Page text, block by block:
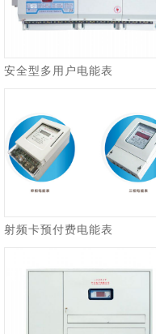
安全型多用户电能表
射频卡预付费电能表